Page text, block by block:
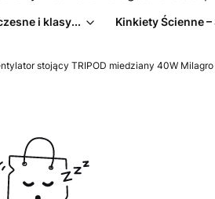
i klasy... Kinkiety Ścienne
stojący TRIPOD miedziany 40W